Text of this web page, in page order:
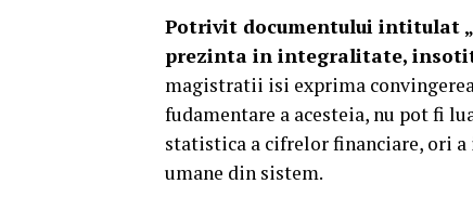
Potrivit documentului intitulat
prezinta in integralitate, insotit
magistratii isi exprima
fudamentare a acesteia, nu pot fi
statistica a cifrelor financiare, ori
umane din sistem.